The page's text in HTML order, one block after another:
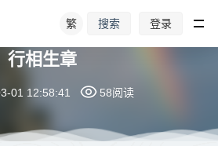
繁 搜索 登录
预测学《增删卜易》五
行相生章
01 12:58:41 58阅读